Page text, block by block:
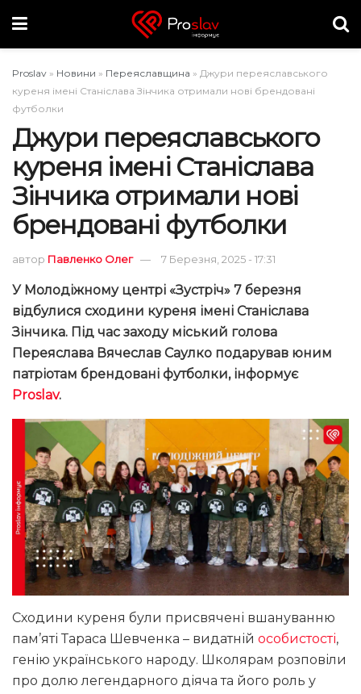
Proslav » Новини » Переяславщина » Джури переяславського
куреня імені Станіслава Зінчика отримали нові брендовані
футболки
Джури переяславського
куреня імені Станіслава
Зінчика отримали нові
брендовані футболки
автор Павленко Олег 7 Березня, 2025 - 17:31
У Молодіжному центрі «Зустріч» 7 березня
відбулися сходини куреня імені Станіслава
Зінчика. Під час заходу міський голова
Переяслава Вячеслав Саулко подарував юним
патріотам брендовані футболки, інформує
Proslav.
Сходини куреня були присвячені вшануванню
пам’яті Тараса Шевченка – видатній особистості,
генію українського народу. Школярам розповіли
про долю легендарного діяча та його роль у